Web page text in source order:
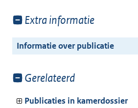
Toon
van:
Extra informatie
Informatie over publicatie
Toon
van:
Gerelateerd
Publicaties in kamerdossier